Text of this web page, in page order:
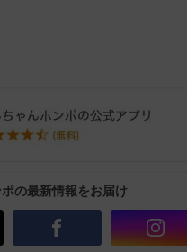
の最新情報をお届け